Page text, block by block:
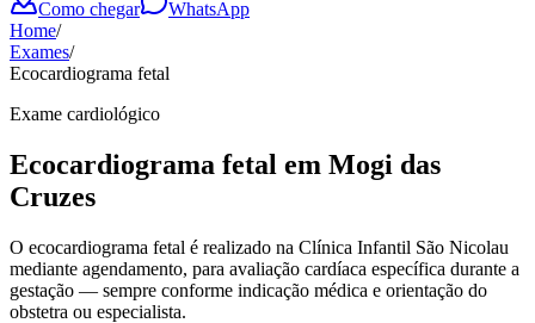
Como chegar
WhatsApp
Home/
Exames/
Ecocardiograma fetal
Exame cardiológico
Ecocardiograma fetal em Mogi das
Cruzes
O ecocardiograma fetal é realizado na Clínica Infantil São Nicolau
mediante agendamento, para avaliação cardíaca específica durante a
gestação — sempre conforme indicação médica e orientação do
obstetra ou especialista.